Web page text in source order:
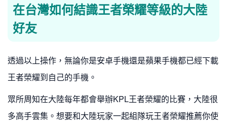
在台灣如何結識王者榮耀等級的大陸
好友
透過以上操作，無論你是安卓手機還是蘋果手機都已經下載
王者榮耀到自己的手機。
眾所周知在大陸每年都會舉辦KPL王者榮耀的比賽，大陸很
多高手雲集。想要和大陸玩家一起組隊玩王者榮耀推薦你使